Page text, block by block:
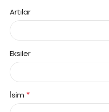
Artılar
Eksiler
İsim *